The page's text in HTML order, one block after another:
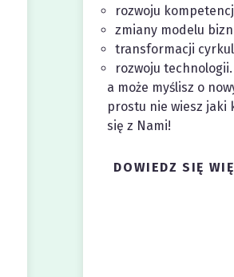
rozwoju
zmiany modelu
transformacji
rozwoju technologii.
a może myślisz o
prostu nie wiesz jaki
się z Nami!
DOWIEDZ SIĘ